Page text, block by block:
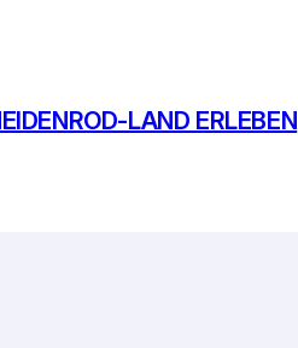
LAND ERLEBEN